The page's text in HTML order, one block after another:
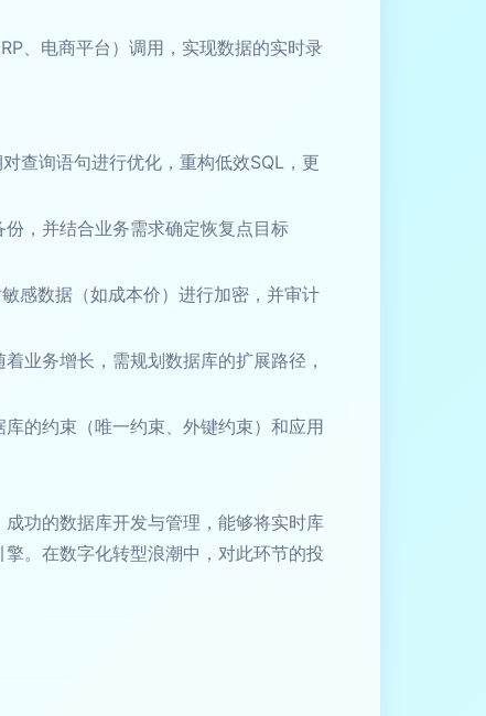
、电商平台）调用，实现数据的实时录
查询语句进行优化，重构低效SQL，更
，并结合业务需求确定恢复点目标
感数据（如成本价）进行加密，并审计
业务增长，需规划数据库的扩展路径，
的约束（唯一约束、外键约束）和应用
功的数据库开发与管理，能够将实时库
。在数字化转型浪潮中，对此环节的投